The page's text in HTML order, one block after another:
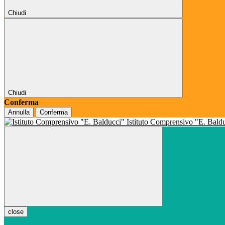
Chiudi
Chiudi
Conferma
Annulla Conferma
Istituto Comprensivo "E.
close